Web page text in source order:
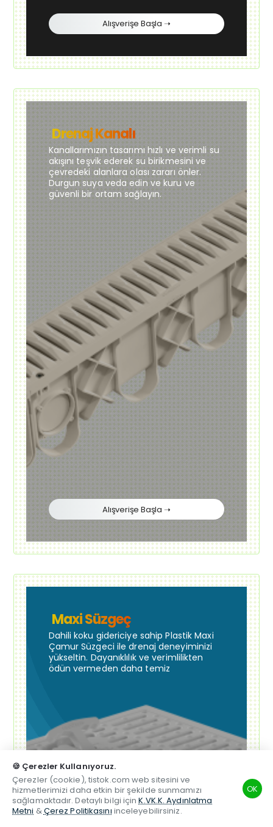
TSM Hesabım Whatsapp Telefon Beğenilen
🍪 Çerezler Kullanıyoruz.
Çerezler (cookie), tistok.com web sitesini ve
hizmetlerimizi daha etkin bir şekilde sunmamızı
sağlamaktadır. Detaylı bilgi içinK.VK.K. Aydınlatma
Metni &Çerez Politikasını inceleyebilirsiniz.
OK
Alışverişe Başla ➝
Drenaj Kanalı
Kanallarımızın tasarımı hızlı ve verimli su
akışını teşvik ederek su birikmesini ve
çevredeki alanlara olası zararı önler.
Durgun suya veda edin ve kuru ve
güvenli bir ortam sağlayın.
Alışverişe Başla ➝
Maxi Süzgeç
Dahili koku gidericiye sahip Plastik Maxi
Çamur Süzgeci ile drenaj deneyiminizi
yükseltin. Dayanıklılık ve verimlilikten
ödün vermeden daha temiz